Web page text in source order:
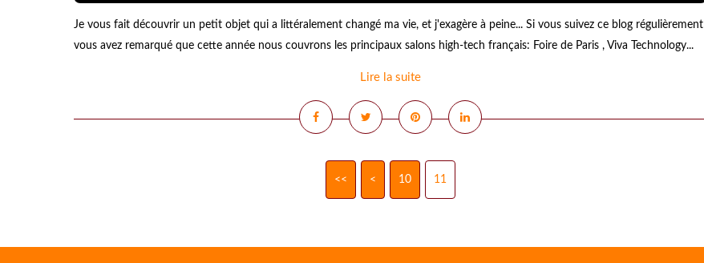
Je vous fait découvrir un petit objet qui a littéralement changé ma vie, et j'exagère à peine... Si vous suivez ce blog régulièrement
vous avez remarqué que cette année nous couvrons les principaux salons high-tech français: Foire de Paris , Viva Technology...
Lire la suite
<< < 10 11